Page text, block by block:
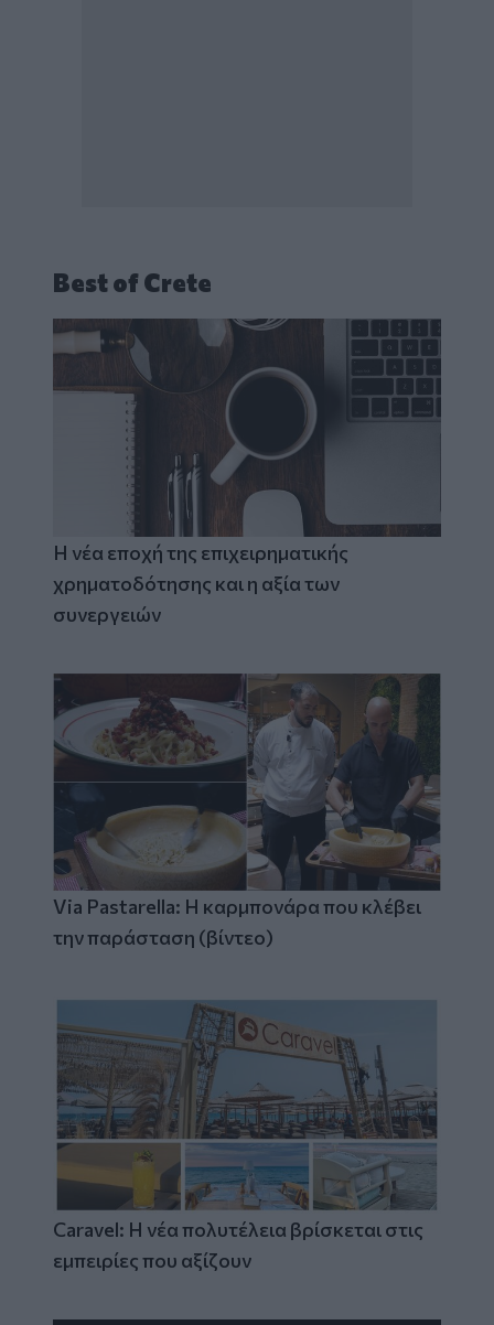
Best of Crete
Η νέα εποχή της επιχειρηματικής
χρηματοδότησης και η αξία των
συνεργειών
Via Pastarella: Η καρμπονάρα που κλέβει
την παράσταση (βίντεο)
Caravel: Η νέα πολυτέλεια βρίσκεται στις
εμπειρίες που αξίζουν